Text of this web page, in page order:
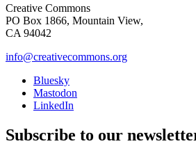
Creative Commons
PO Box 1866, Mountain View,
CA 94042
info@creativecommons.org
Bluesky
Mastodon
LinkedIn
Subscribe to our